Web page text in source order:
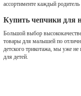
ассортименте каждый
Купить чепчики для
Большой выбор
товары для малышей по
детского трикотажа, мы уже
для детей.